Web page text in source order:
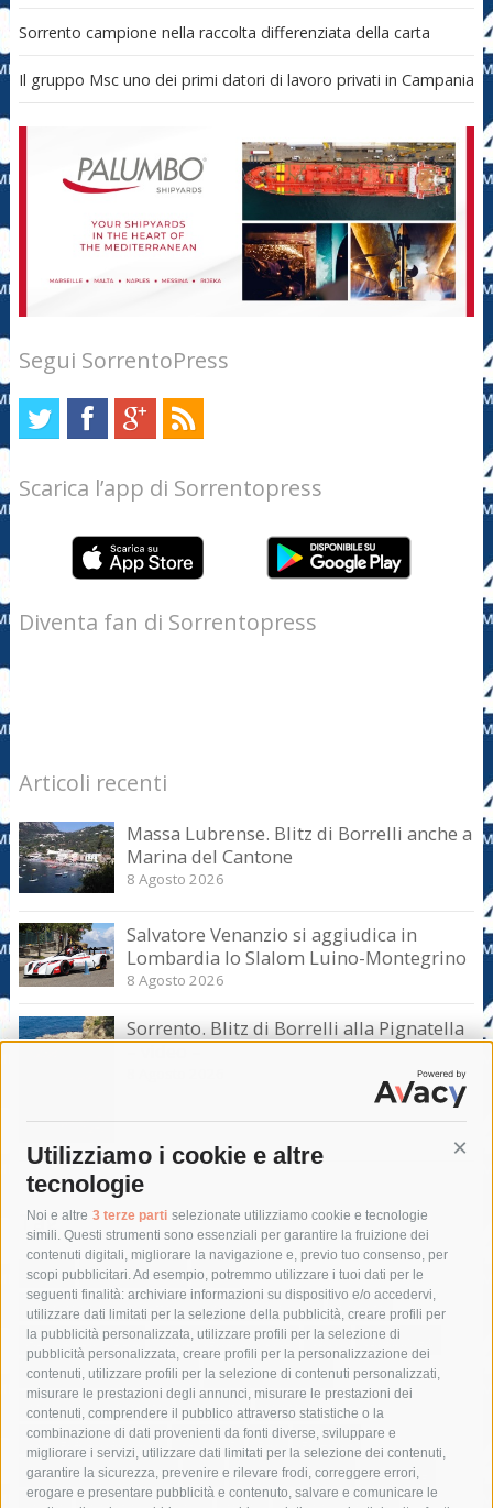
Utilizziamo i cookie e altre
tecnologie
Noi e altre 3 terze parti selezionate utilizziamo cookie e tecnologie
simili. Questi strumenti sono essenziali per garantire la fruizione dei
contenuti digitali, migliorare la navigazione e, previo tuo consenso, per
scopi pubblicitari. Ad esempio, potremmo utilizzare i tuoi dati per le
seguenti finalità: archiviare informazioni su dispositivo e/o accedervi,
utilizzare dati limitati per la selezione della pubblicità, creare profili per
la pubblicità personalizzata, utilizzare profili per la selezione di
pubblicità personalizzata, creare profili per la personalizzazione dei
contenuti, utilizzare profili per la selezione di contenuti personalizzati,
misurare le prestazioni degli annunci, misurare le prestazioni dei
contenuti, comprendere il pubblico attraverso statistiche o la
combinazione di dati provenienti da fonti diverse, sviluppare e
migliorare i servizi, utilizzare dati limitati per la selezione dei contenuti,
garantire la sicurezza, prevenire e rilevare frodi, correggere errori,
erogare e presentare pubblicità e contenuto, salvare e comunicare le
Sorrento campione nella raccolta differenziata della carta
Il gruppo Msc uno dei primi datori di lavoro privati in Campania
Segui SorrentoPress
Scarica l’app di Sorrentopress
Diventa fan di Sorrentopress
Articoli recenti
Massa Lubrense. Blitz di Borrelli anche a
Marina del Cantone
8 Agosto 2026
Salvatore Venanzio si aggiudica in
Lombardia lo Slalom Luino-Montegrino
8 Agosto 2026
Sorrento. Blitz di Borrelli alla Pignatella
– video –
Tag
acqua allerta meteo
anas
area marina protetta di punta campanella
arresto
Asl Napoli 3 sud
capitaneria di porto capri
carabinieri
castellammare di stabia
circumvesuviana
comune di sorrento
concerto
contagi
costiera amalfitana
covid-19 eav
elezioni
fondazione sorrento
gori guardia costiera
incidente